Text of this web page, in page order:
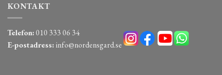
KONTAKT
Telefon:010 333 06 34
E-postadress: info@nordensgard.se